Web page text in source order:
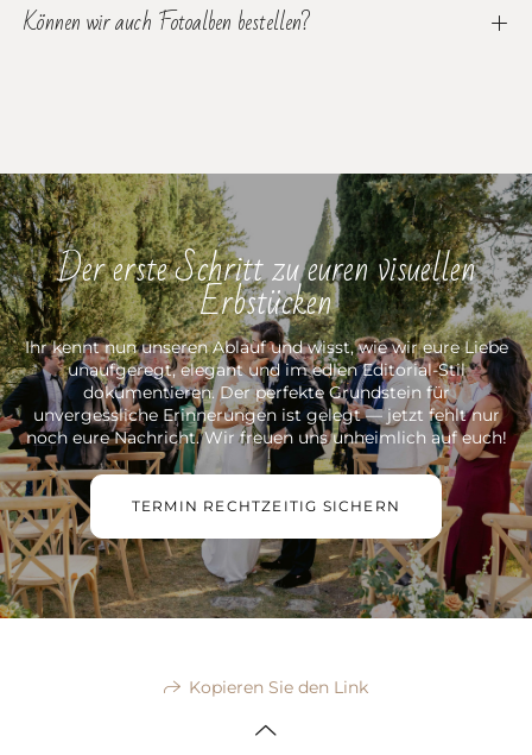
Können wir auch Fotoalben bestellen?
Der erste Schritt zu euren visuellen
Erbstücken
Ihr kennt nun unseren Ablauf und wisst, wie wir eure Liebe
unaufgeregt, elegant und im edlen Editorial-Stil
dokumentieren. Der perfekte Grundstein für
unvergessliche Erinnerungen ist gelegt — jetzt fehlt nur
noch eure Nachricht. Wir freuen uns unheimlich auf euch!
TERMIN RECHTZEITIG SICHERN
Kopieren Sie den Link